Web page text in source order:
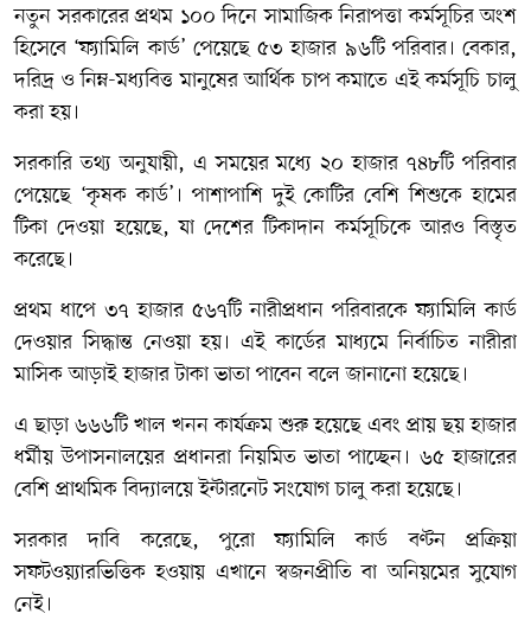
নতুন সরকারের প্রথম ১০০ দিনে সামাজিক নিরাপত্তা কর্মসূচির অংশ
হিসেবে ‘ফ্যামিলি কার্ড’ পেয়েছে ৫৩ হাজার ৯৬টি পরিবার। বেকার,
দরিদ্র ও নিম্ন-মধ্যবিত্ত মানুষের আর্থিক চাপ কমাতে এই কর্মসূচি চালু
করা হয়।
সরকারি তথ্য অনুযায়ী, এ সময়ের মধ্যে ২০ হাজার ৭৪৮টি পরিবার
পেয়েছে ‘কৃষক কার্ড’। পাশাপাশি দুই কোটির বেশি শিশুকে হামের
টিকা দেওয়া হয়েছে, যা দেশের টিকাদান কর্মসূচিকে আরও বিস্তৃত
করেছে।
প্রথম ধাপে ৩৭ হাজার ৫৬৭টি নারীপ্রধান পরিবারকে ফ্যামিলি কার্ড
দেওয়ার সিদ্ধান্ত নেওয়া হয়। এই কার্ডের মাধ্যমে নির্বাচিত নারীরা
মাসিক আড়াই হাজার টাকা ভাতা পাবেন বলে জানানো হয়েছে।
এ ছাড়া ৬৬৬টি খাল খনন কার্যক্রম শুরু হয়েছে এবং প্রায় ছয় হাজার
ধর্মীয় উপাসনালয়ের প্রধানরা নিয়মিত ভাতা পাচ্ছেন। ৬৫ হাজারের
বেশি প্রাথমিক বিদ্যালয়ে ইন্টারনেট সংযোগ চালু করা হয়েছে।
সরকার দাবি করেছে, পুরো ফ্যামিলি কার্ড বণ্টন প্রক্রিয়া
সফটওয়্যারভিত্তিক হওয়ায় এখানে স্বজনপ্রীতি বা অনিয়মের সুযোগ
নেই।